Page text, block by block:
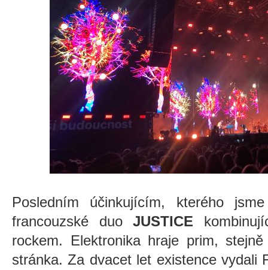
Posledním účinkujícím, kterého
francouzské duoJUSTICE
rockem. Elektronika hraje prim,
stránka. Za dvacet let existence vydali